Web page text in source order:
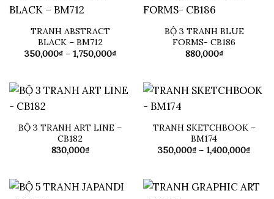
TRANH ABSTRACT
BLACK – BM712
350,000₫ – 1,750,000₫Khoảng
đến
1,750,000₫
BỘ 3 TRANH BLUE
FORMS- CB186
880,000₫
BỘ 3 TRANH ART LINE –
CB182
830,000₫
TRANH SKETCHBOOK –
BM174
350,000₫ – 1,400,000₫
đến